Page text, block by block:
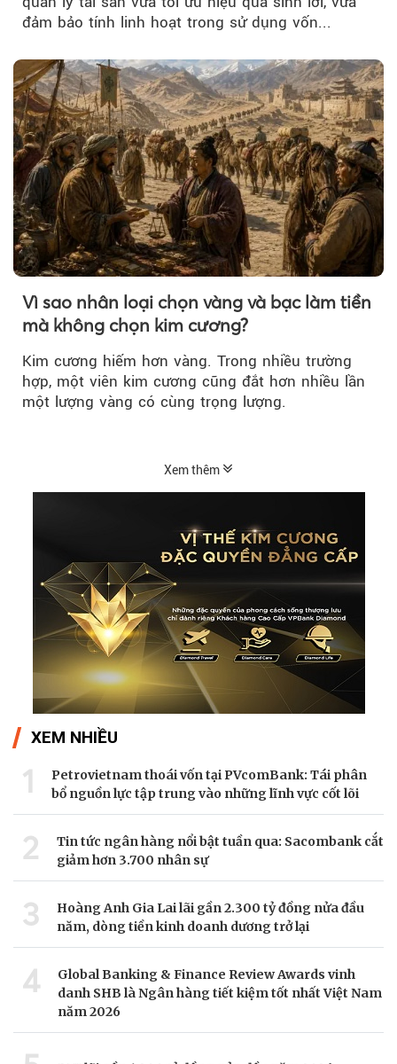
đảm bảo tính linh hoạt trong sử dụng vốn...
Vì sao nhân loại chọn vàng và bạc làm tiền
mà không chọn kim cương?
Kim cương hiếm hơn vàng. Trong nhiều trường
hợp, một viên kim cương cũng đắt hơn nhiều lần
một lượng vàng có cùng trọng lượng.
Xem thêm
XEM NHIỀU
1
Petrovietnam thoái vốn tại PVcomBank: Tái phân
bổ nguồn lực tập trung vào những lĩnh vực cốt lõi
2
Tin tức ngân hàng nổi bật tuần qua: Sacombank cắt
giảm hơn 3.700 nhân sự
3
Hoàng Anh Gia Lai lãi gần 2.300 tỷ đồng nửa đầu
năm, dòng tiền kinh doanh dương trở lại
4
Global Banking & Finance Review Awards vinh
danh SHB là Ngân hàng tiết kiệm tốt nhất Việt Nam
năm 2026